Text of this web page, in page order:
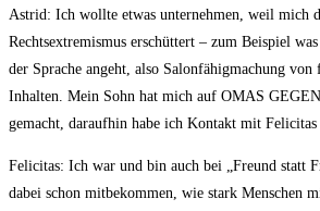
Astrid: Ich woll­te etwas unter­neh­men, weil mich
Rechts­extre­mis­mus erschüt­tert – zum Bei­spiel
der Spra­che angeht, also Salon­fä­hig­ma­chung von
Inhal­ten. Mein Sohn hat mich auf OMAS
gemacht, dar­auf­hin habe ich Kon­takt mit Feli­ci­tas
Feli­ci­tas: Ich war und bin auch bei „Freund statt
dabei schon mit­be­kom­men, wie stark Men­schen